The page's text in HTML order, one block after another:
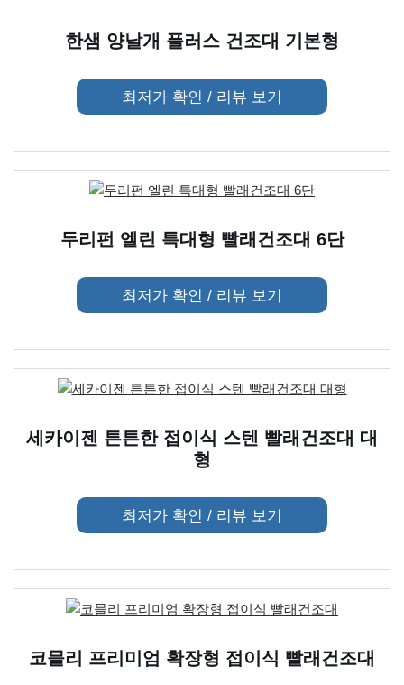
한샘 양날개 플러스 건조대 기본형
최저가 확인 / 리뷰 보기
두리펀 엘린 특대형 빨래건조대 6단
최저가 확인 / 리뷰 보기
세카이젠 튼튼한 접이식 스텐 빨래건조대 대
형
최저가 확인 / 리뷰 보기
코믈리 프리미엄 확장형 접이식 빨래건조대